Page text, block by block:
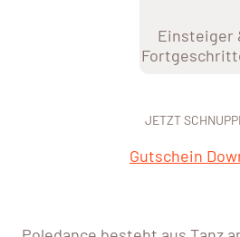
Einsteiger
JETZT
Gutschein